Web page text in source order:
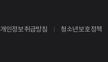
개인정보취급방침 청소년보호정책